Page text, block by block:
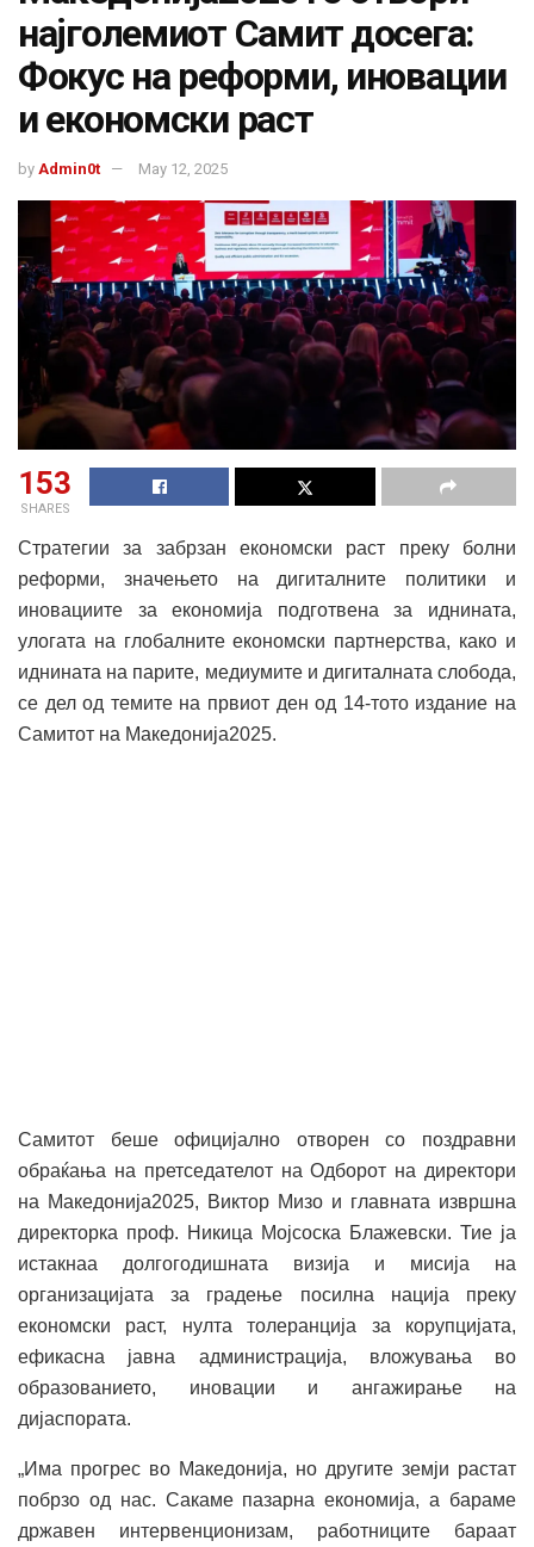
најголемиот Самит досега:
Фокус на реформи, иновации
и економски раст
by Admin0t May 12, 2025
153
SHARES
Стратегии за забрзан економски раст преку болни
реформи, значењето на дигиталните политики и
иновациите за економија подготвена за иднината,
улогата на глобалните економски партнерства, како и
иднината на парите, медиумите и дигиталната слобода,
се дел од темите на првиот ден од 14-тото издание на
Самитот на Македонија2025.
Самитот беше официјално отворен со поздравни
обраќања на претседателот на Одборот на директори
на Македонија2025, Виктор Мизо и главната извршна
директорка проф. Никица Мојсоска Блажевски. Тие ја
истакнаа долгогодишната визија и мисија на
организацијата за градење посилна нација преку
економски раст, нулта толеранција за корупцијата,
ефикасна јавна администрација, вложувања во
образованието, иновации и ангажирање на
дијаспората.
„Има прогрес во Македонија, но другите земји растат
побрзо од нас. Сакаме пазарна економија, а бараме
државен интервенционизам, работниците бараат